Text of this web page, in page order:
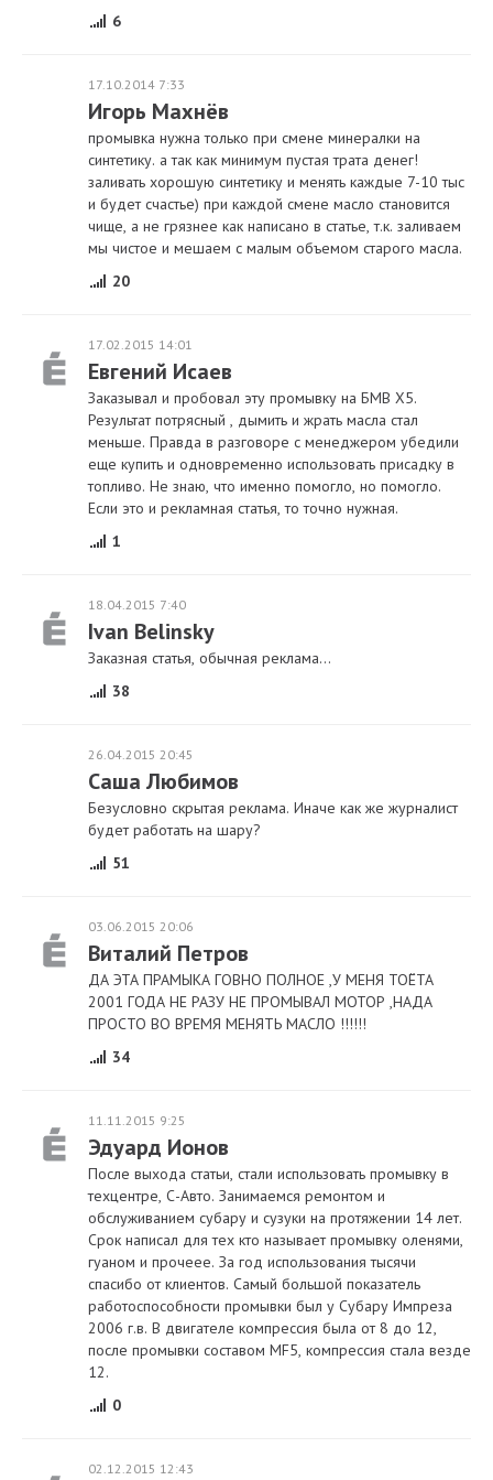
6
17.10.2014 7:33
Игорь Махнёв
промывка нужна только при смене минералки на
синтетику. а так как минимум пустая трата денег!
заливать хорошую синтетику и менять каждые 7-10 тыс
и будет счастье) при каждой смене масло становится
чище, а не грязнее как написано в статье, т.к. заливаем
мы чистое и мешаем с малым объемом старого масла.
20
17.02.2015 14:01
Евгений Исаев
Заказывал и пробовал эту промывку на БМВ Х5.
Результат потрясный , дымить и жрать масла стал
меньше. Правда в разговоре с менеджером убедили
еще купить и одновременно использовать присадку в
топливо. Не знаю, что именно помогло, но помогло.
Если это и рекламная статья, то точно нужная.
1
18.04.2015 7:40
Ivan Belinsky
Заказная статья, обычная реклама...
38
26.04.2015 20:45
Саша Любимов
Безусловно скрытая реклама. Иначе как же журналист
будет работать на шару?
51
03.06.2015 20:06
Виталий Петров
ДА ЭТА ПРАМЫКА ГОВНО ПОЛНОЕ ,У МЕНЯ ТОЁТА
2001 ГОДА НЕ РАЗУ НЕ ПРОМЫВАЛ МОТОР ,НАДА
ПРОСТО ВО ВРЕМЯ МЕНЯТЬ МАСЛО !!!!!!
34
11.11.2015 9:25
Эдуард Ионов
После выхода статьи, стали использовать промывку в
техцентре, С-Авто. Занимаемся ремонтом и
обслуживанием субару и сузуки на протяжении 14 лет.
Срок написал для тех кто называет промывку оленями,
гуаном и прочеее. За год использования тысячи
спасибо от клиентов. Самый большой показатель
работоспособности промывки был у Субару Импреза
2006 г.в. В двигателе компрессия была от 8 до 12,
после промывки составом MF5, компрессия стала везде
12.
0
02.12.2015 12:43